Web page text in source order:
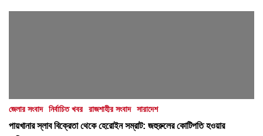
জেলার সংবাদ নির্বাচিত খবর রাজশাহীর সংবাদ সারাদেশ
পায়খানার স্লাব বিক্রেতা থেকে হেরোইন সম্রাট: জহুরুলের কোটিপতি হওয়ার